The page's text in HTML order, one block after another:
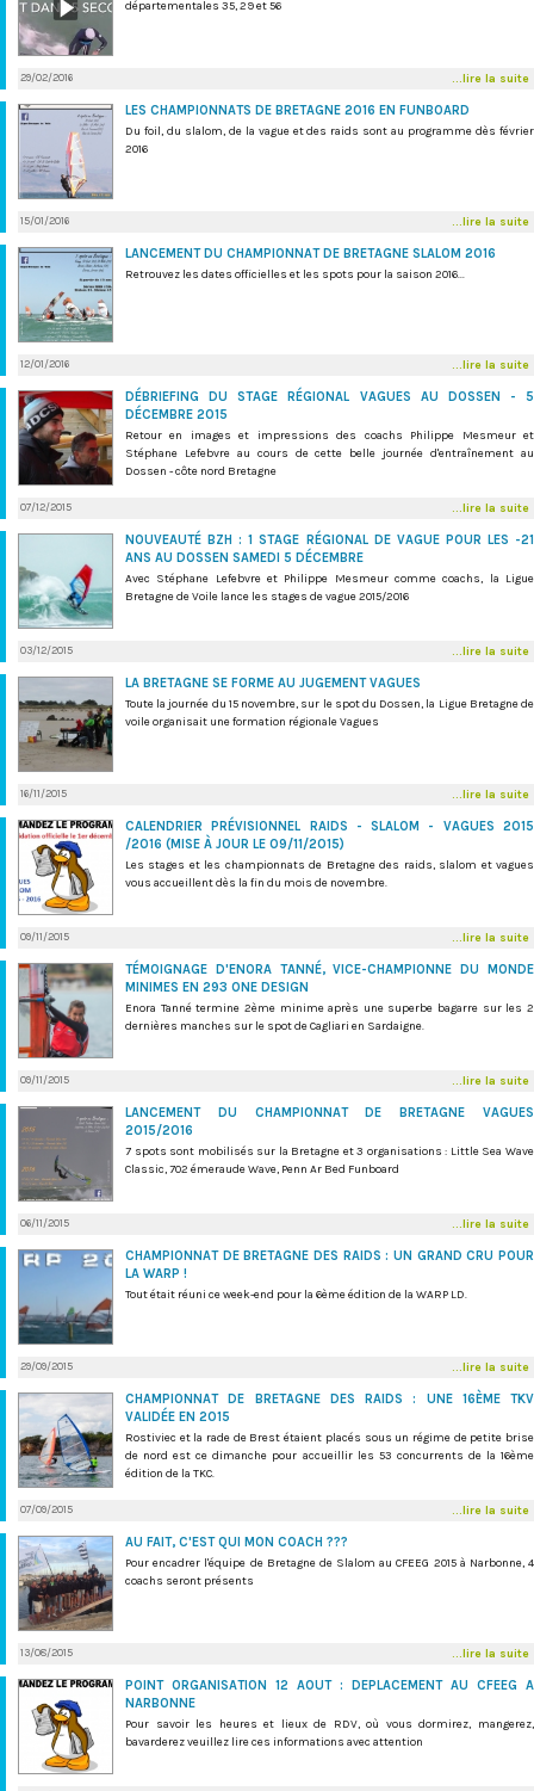
départementales 35, 29 et 56
29/02/2016 ...lire la suite
LES CHAMPIONNATS DE BRETAGNE 2016 EN FUNBOARD
Du foil, du slalom, de la vague et des raids sont au programme dès février
2016
15/01/2016 ...lire la suite
LANCEMENT DU CHAMPIONNAT DE BRETAGNE SLALOM 2016
Retrouvez les dates officielles et les spots pour la saison 2016...
12/01/2016 ...lire la suite
DÉBRIEFING DU STAGE RÉGIONAL VAGUES AU DOSSEN - 5
DÉCEMBRE 2015
Retour en images et impressions des coachs Philippe Mesmeur et
Stéphane Lefebvre au cours de cette belle journée d'entraînement au
Dossen - côte nord Bretagne
07/12/2015 ...lire la suite
NOUVEAUTÉ BZH : 1 STAGE RÉGIONAL DE VAGUE POUR LES -21
ANS AU DOSSEN SAMEDI 5 DÉCEMBRE
Avec Stéphane Lefebvre et Philippe Mesmeur comme coachs, la Ligue
Bretagne de Voile lance les stages de vague 2015/2016
03/12/2015 ...lire la suite
LA BRETAGNE SE FORME AU JUGEMENT VAGUES
Toute la journée du 15 novembre, sur le spot du Dossen, la Ligue Bretagne de
voile organisait une formation régionale Vagues
16/11/2015 ...lire la suite
CALENDRIER PRÉVISIONNEL RAIDS - SLALOM - VAGUES 2015
/2016 (MISE À JOUR LE 09/11/2015)
Les stages et les championnats de Bretagne des raids, slalom et vagues
vous accueillent dès la fin du mois de novembre.
09/11/2015 ...lire la suite
TÉMOIGNAGE D'ENORA TANNÉ, VICE-CHAMPIONNE DU MONDE
MINIMES EN 293 ONE DESIGN
Enora Tanné termine 2ème minime après une superbe bagarre sur les 2
dernières manches sur le spot de Cagliari en Sardaigne.
09/11/2015 ...lire la suite
LANCEMENT DU CHAMPIONNAT DE BRETAGNE VAGUES
2015/2016
7 spots sont mobilisés sur la Bretagne et 3 organisations : Little Sea Wave
Classic, 702 émeraude Wave, Penn Ar Bed Funboard
06/11/2015 ...lire la suite
CHAMPIONNAT DE BRETAGNE DES RAIDS : UN GRAND CRU POUR
LA WARP !
Tout était réuni ce week-end pour la 6ème édition de la WARP LD.
29/09/2015 ...lire la suite
CHAMPIONNAT DE BRETAGNE DES RAIDS : UNE 16ÈME TKV
VALIDÉE EN 2015
Rostiviec et la rade de Brest étaient placés sous un régime de petite brise
de nord est ce dimanche pour accueillir les 53 concurrents de la 16ème
édition de la TKC.
07/09/2015 ...lire la suite
AU FAIT, C'EST QUI MON COACH ???
Pour encadrer l'équipe de Bretagne de Slalom au CFEEG 2015 à Narbonne, 4
coachs seront présents
13/08/2015 ...lire la suite
POINT ORGANISATION 12 AOUT : DEPLACEMENT AU CFEEG A
NARBONNE
Pour savoir les heures et lieux de RDV, où vous dormirez, mangerez,
bavarderez veuillez lire ces informations avec attention